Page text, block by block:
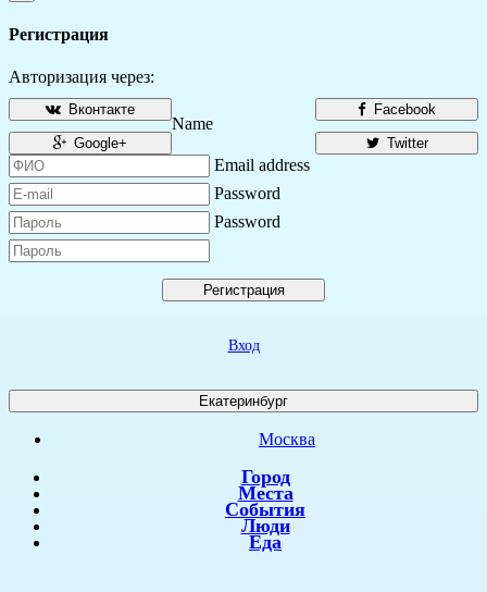
Регистрация
Авторизация через:
Facebook
Вконтакте
Twitter
Google+
Name
Email address
Password
Password
Регистрация
Вход
Екатеринбург
Москва
Город
Места
События
Люди
Еда